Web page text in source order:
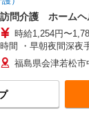
訪問介護 ホーム
時給1,254円〜1,782円 ・身体介護手
時間 ・早朝夜間深
翌07:59の時間帯）
割増は別途支給 ・ケ
（時給）を支給 ・土
・特定事業所加算手
資格・経験等による
福島県会津若松市